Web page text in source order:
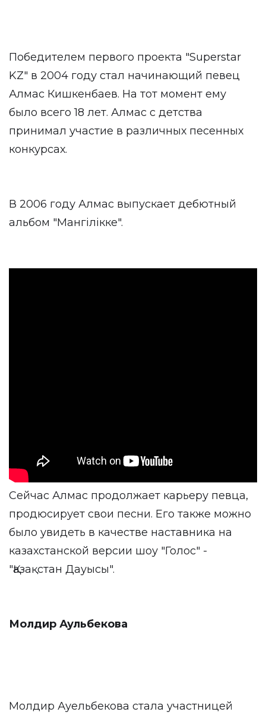
Победителем первого проекта "Superstar
KZ" в 2004 году стал начинающий певец
Алмас Кишкенбаев. На тот момент ему
было всего 18 лет. Алмас с детства
принимал участие в различных песенных
конкурсах.
В 2006 году Алмас выпускает дебютный
альбом "Мангiлiкке".
Сейчас Алмас продолжает карьеру певца,
продюсирует свои песни. Его также можно
было увидеть в качестве наставника на
казахстанской версии шоу "Голос" -
"Қазақстан Дауысы".
Молдир Аульбекова
Молдир Ауельбекова стала участницей